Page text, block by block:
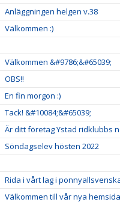
Anläggningen helgen v.38
Välkommen :)
Välkommen &#9786;&#65039;
OBS!!
En fin morgon :)
Tack! &#10084;&#65039;
Är ditt företag Ystad ridklubbs
Söndagselev hösten 2022
Rida i vårt lag i
Välkommen till vår nya